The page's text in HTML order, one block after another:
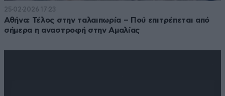
25·02·2026 17:23
Αθήνα: Τέλος στην ταλαιπωρία – Πού επιτρέπεται από
σήμερα η αναστροφή στην Αμαλίας